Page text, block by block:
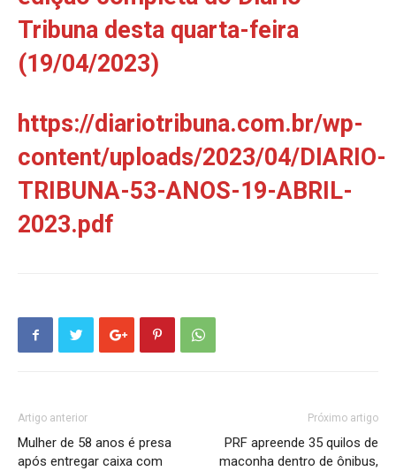
Tribuna desta quarta-feira
(19/04/2023)
https://diariotribuna.com.br/wp-
content/uploads/2023/04/DIARIO-
TRIBUNA-53-ANOS-19-ABRIL-
2023.pdf
Artigo anterior
Mulher de 58 anos é presa
após entregar caixa com
Próximo artigo
PRF apreende 35 quilos de
maconha dentro de ônibus,